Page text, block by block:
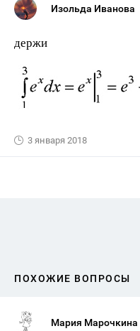
Изольда Иванова
держи
3 января 2018
ПОХОЖИЕ ВОПРОСЫ
Мария Марочкина